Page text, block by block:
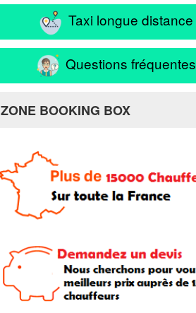
Taxi longue distance
Questions fréquentes
ZONE BOOKING BOX